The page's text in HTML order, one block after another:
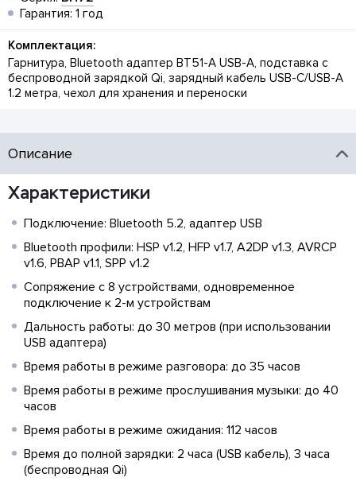
Гарантия: 1 год
Комплектация:
Гарнитура, Bluetooth адаптер BT51-A USB-A, подставка с
беспроводной зарядкой Qi, зарядный кабель USB-C/USB-A
1.2 метра, чехол для хранения и переноски
Описание
Характеристики
Подключение: Bluetooth 5.2, адаптер USB
Bluetooth профили: HSP v1.2, HFP v1.7, A2DP v1.3, AVRCP
v1.6, PBAP v1.1, SPP v1.2
Сопряжение с 8 устройствами, одновременное
подключение к 2-м устройствам
Дальность работы: до 30 метров (при использовании
USB адаптера)
Время работы в режиме разговора: до 35 часов
Время работы в режиме прослушивания музыки: до 40
часов
Время работы в режиме ожидания: 112 часов
Время до полной зарядки: 2 часа (USB кабель), 3 часа
(беспроводная Qi)